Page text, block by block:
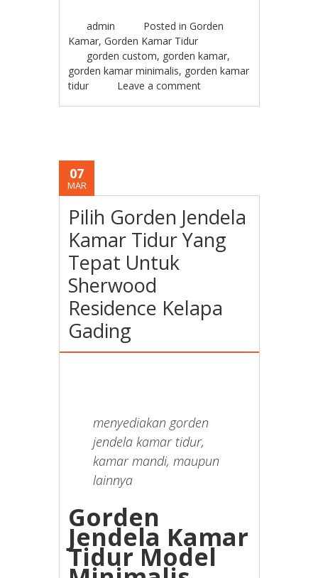
admin Posted inGorden
Kamar,Gorden Kamar Tidur
gorden custom, gorden kamar,
gorden kamar minimalis, gorden kamar
tidur
Leave a comment
07
MAR
Pilih Gorden Jendela
Kamar Tidur Yang
Tepat Untuk
Sherwood
Residence Kelapa
Gading
menyediakan gorden
jendela kamar tidur,
kamar mandi, maupun
lainnya
Gorden
Jendela Kamar
Tidur Model